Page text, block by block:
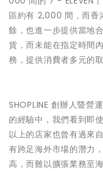
區約有 2,000 間，而香
餘，也進一步提供當地
貨，而未能在指定時間
務，提供消費者多元的取
SHOPLINE 創辦人暨營
的經驗中，我們看到即
以上的店家也曾有過來
有跨足海外市場的潛力
高，而難以擴張業務至